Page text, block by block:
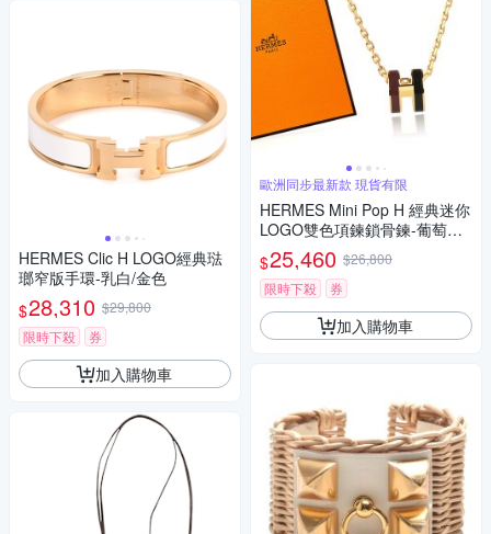
HERMES Clic H LOGO經典琺
瑯窄版手環-乳白/金色
$28,310 $29,800
限時下殺
券
加入購物車
歐洲同步最新款 現貨有限
HERMES Mini Pop H 經典迷你
LOGO雙色項鍊鎖骨鍊-葡萄紫/
黑色
$25,460 $26,800
限時下殺
券
加入購物車